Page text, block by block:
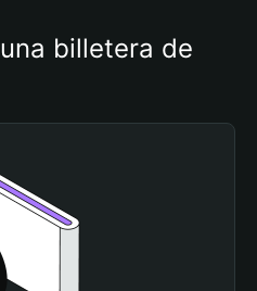
billetera de